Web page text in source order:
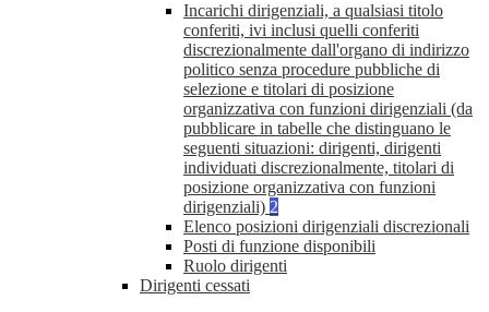
Incarichi dirigenziali, a qualsiasi titolo
conferiti, ivi inclusi quelli conferiti
discrezionalmente dall'organo di indirizzo
politico senza procedure pubbliche di
selezione e titolari di posizione
organizzativa con funzioni dirigenziali (da
pubblicare in tabelle che distinguano le
seguenti situazioni: dirigenti, dirigenti
individuati discrezionalmente, titolari di
posizione organizzativa con funzioni
dirigenziali) 2
Elenco posizioni dirigenziali discrezionali
Posti di funzione disponibili
Ruolo dirigenti
Dirigenti cessati